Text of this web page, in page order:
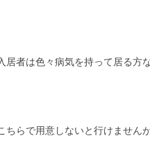
者は色々病気を持って居る方
らで用意しないと行けません